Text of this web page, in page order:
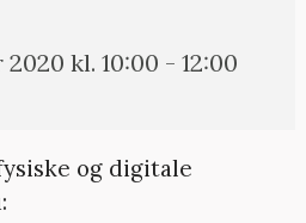
kl. 10:00 - 12:00
og digitale